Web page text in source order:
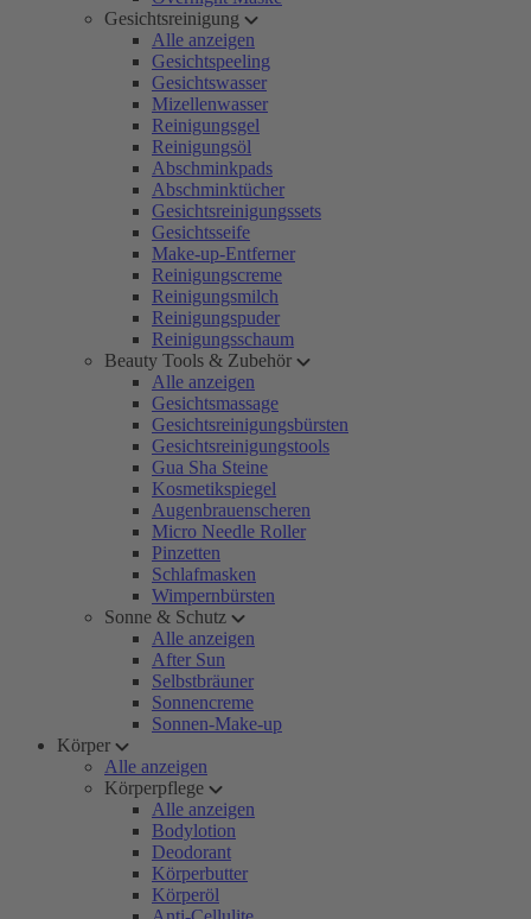
Gesichtsreinigung
Alle anzeigen
Gesichtspeeling
Gesichtswasser
Mizellenwasser
Reinigungsgel
Reinigungsöl
Abschminkpads
Abschminktücher
Gesichtsreinigungssets
Gesichtsseife
Make-up-Entferner
Reinigungscreme
Reinigungsmilch
Reinigungspuder
Reinigungsschaum
Beauty Tools & Zubehör
Alle anzeigen
Gesichtsmassage
Gesichtsreinigungsbürsten
Gesichtsreinigungstools
Gua Sha Steine
Kosmetikspiegel
Augenbrauenscheren
Micro Needle Roller
Pinzetten
Schlafmasken
Wimpernbürsten
Sonne & Schutz
Alle anzeigen
After Sun
Selbstbräuner
Sonnencreme
Sonnen-Make-up
Körper
Alle anzeigen
Körperpflege
Alle anzeigen
Bodylotion
Deodorant
Körperbutter
Körperöl